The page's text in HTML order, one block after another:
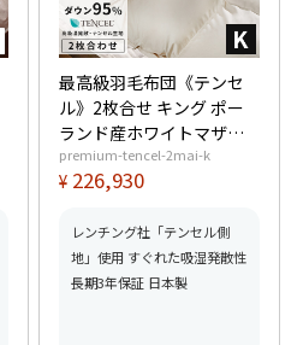
最高級羽毛布団《テンセ
ル》2枚合せ キング ポー
ランド産ホワイトマザー
グースダウン95% (440dp
以上) 合掛1.4kg、薄掛
ムゴールド取得】【グッ
ドふとんマーク取得】
premium-tencel-2mai-k
¥ 226,930
レンチング社「テンセル側
地」使用 すぐれた吸湿発散性
長期3年保証 日本製